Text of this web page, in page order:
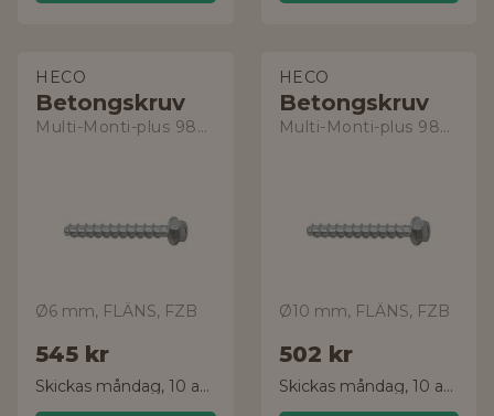
HECO
Betongskruv
Multi-Monti-plus 9807502
Ø6 mm, FLÄNS, FZB
545 kr
Skickas måndag, 10 aug.
HECO
Betongskruv
Multi-Monti-plus 9807520
Ø10 mm, FLÄNS, FZB
502 kr
Skickas måndag, 10 aug.